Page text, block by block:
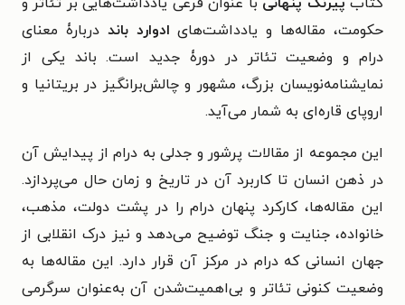
حکومت، مقاله‌ها و یادداشت‌های ادوارد باند دربارۀ معنای
درام و وضعیت تئاتر در دورۀ جدید است. باند یکی از
نمایشنامه‌نویسان بزرگ، مشهور و چالش‌برانگیز در بریتانیا و
اروپای قاره‌ای به شمار می‌آید.
این مجموعه از مقالات پرشور و جدلی به درام از پیدایش آن
در ذهن انسان تا کاربرد آن در تاریخ و زمان حال می‌پردازد.
این مقاله‌ها، کارکرد پنهان درام را در پشت دولت، مذهب،
خانواده، جنایت و جنگ توضیح می‌دهد و نیز درک انقلابی از
جهان انسانی که درام در مرکز آن قرار دارد. این مقاله‌ها به
وضعیت کنونی تئاتر و بی‌اهمیت‌شدن آن به‌عنوان سرگرمی